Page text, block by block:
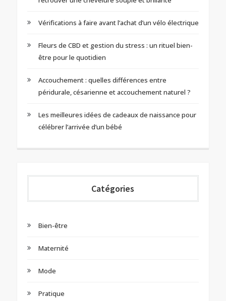
Vérifications à faire avant l’achat d’un vélo électrique
Fleurs de CBD et gestion du stress : un rituel bien-
être pour le quotidien
Accouchement : quelles différences entre
péridurale, césarienne et accouchement naturel ?
Les meilleures idées de cadeaux de naissance pour
célébrer l’arrivée d’un bébé
Catégories
Bien-être
Maternité
Mode
Pratique